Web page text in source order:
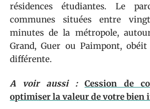
résidences étudiantes. Le
communes situées entre
minutes de la métropole,
Grand, Guer ou Paimpont,
différente.
A voir aussi :
Cession de
optimiser la valeur de votre bien